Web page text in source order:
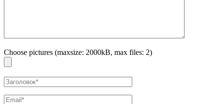
-Олія японської камелії – багате джерело жирних кислот
пальмітинової та омега-6 лінолевої кислот, а також численних
антивікових поліфенольних антиоксидантів. Дуже швидко вбирається
та проникає в глибокі шари шкіри, відновлює, заживляє та
пом’якшує.
Choose pictures (maxsize: 2000kB, max files: 2)